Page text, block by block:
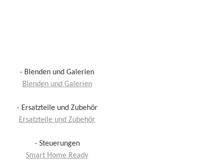
- Blenden und Galerien
Blenden und Galerien
- Ersatzteile und Zubehör
Ersatzteile und Zubehör
- Steuerungen
Smart Home Ready